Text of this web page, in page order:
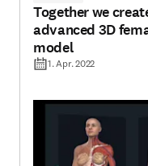
Together we
advanced 3D
model
1. Apr. 2022